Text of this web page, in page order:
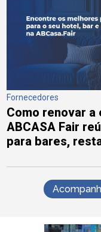
Fornecedores
Como renovar
ABCASA Fair
para bares,